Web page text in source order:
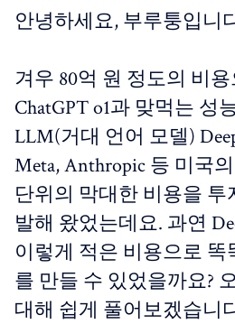
안녕하세요, 부루퉁입니
겨우 80억 원 정도의 비
ChatGPT o1과 맞먹는 성
LLM(거대 언어 모델)
Meta, Anthropic 등 미국
단위의 막대한 비용을 투
발해 왔었는데요. 과연
이렇게 적은 비용으로
를 만들 수 있었을까요?
대해 쉽게 풀어보겠습니